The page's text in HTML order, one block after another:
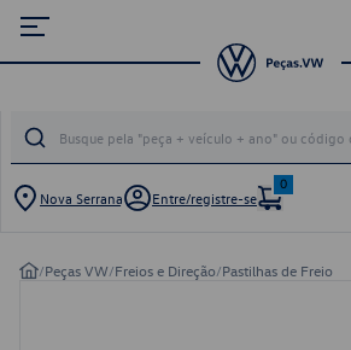
Nova Serrana Entre/registre-se
0
/Peças VW/Freios e Direção/Pastilhas de Freio